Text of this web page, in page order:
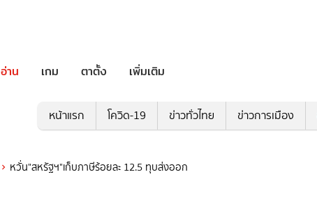
อ่าน เกม ตาตั้ง เพิ่มเติม
หน้าแรก โควิด-19 ข่าวทั่วไทย ข่าวการเมือง
หวั่น"สหรัฐฯ"เก็บภาษีร้อยละ 12.5 ทุบส่งออก